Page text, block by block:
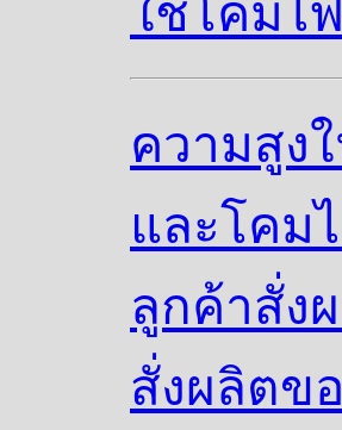
ใช้โคมไ
ความสูง
และโคม
ลูกค้าสั่ง
สั่งผลิตข